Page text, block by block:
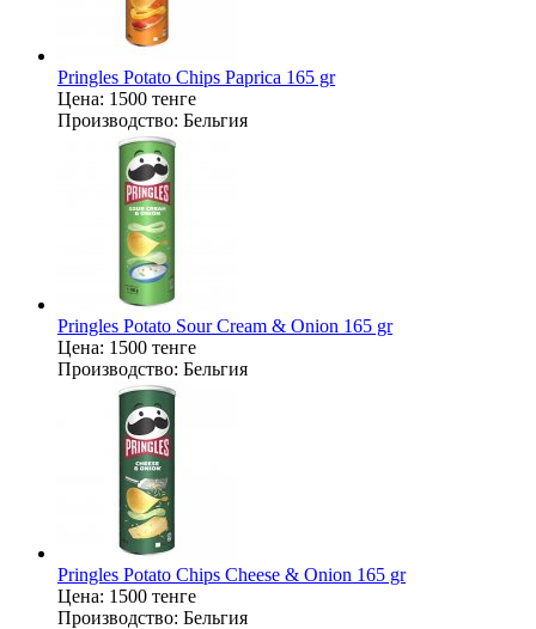
Pringles Potato Chips Paprica 165 gr
Цена: 1500 тенге
Производство: Бельгия
Pringles Potato Sour Cream & Onion 165 gr
Цена: 1500 тенге
Производство: Бельгия
Pringles Potato Chips Cheese & Onion 165 gr
Цена: 1500 тенге
Производство: Бельгия